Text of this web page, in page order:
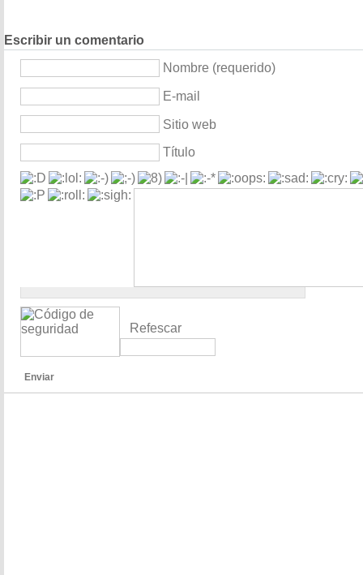
Escribir un comentario
Nombre (requerido)
E-mail
Sitio web
Título
Refescar
Enviar